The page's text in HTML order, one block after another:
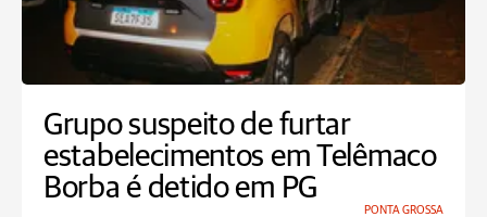
Grupo suspeito de furtar
estabelecimentos em Telêmaco
Borba é detido em PG
PONTA GROSSA